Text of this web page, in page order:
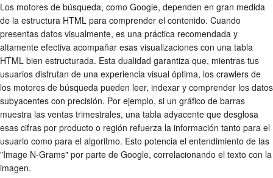
Los motores de búsqueda, como Google, dependen en gran medida
de la estructura HTML para comprender el contenido. Cuando
presentas datos visualmente, es una práctica recomendada y
altamente efectiva acompañar esas visualizaciones con una tabla
HTML bien estructurada. Esta dualidad garantiza que, mientras tus
usuarios disfrutan de una experiencia visual óptima, los crawlers de
los motores de búsqueda pueden leer, indexar y comprender los datos
subyacentes con precisión. Por ejemplo, si un gráfico de barras
muestra las ventas trimestrales, una tabla adyacente que desglosa
esas cifras por producto o región refuerza la información tanto para el
usuario como para el algoritmo. Esto potencia el entendimiento de las
"Image N-Grams" por parte de Google, correlacionando el texto con la
imagen.